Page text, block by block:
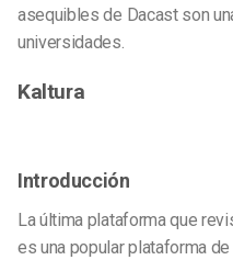
asequibles de Dacast son
universidades.
Kaltura
Introducción
La última plataforma que
es una popular plataforma